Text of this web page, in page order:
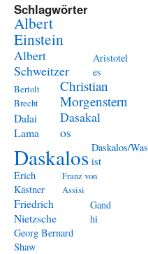
Schlagwörter
Albert
Einstein
Albert
Schweitzer
Aristotel
es
Bertolt
Brecht
Christian
Morgenstern
Dalai
Lama
Dasakal
os
Daskalos Daskalos/Was
ist
Erich
Kästner
Franz von
Assisi
Friedrich
Nietzsche
Gand
hi
Georg Bernard
Shaw